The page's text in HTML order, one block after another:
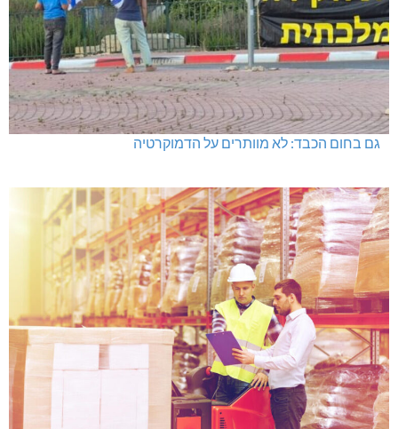
גם בחום הכבד: לא מוותרים על הדמוקרטיה